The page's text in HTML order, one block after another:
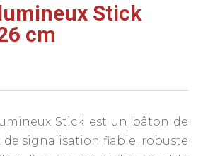
Stick
cm
Stick est un bâton de
signalisation fiable, robuste